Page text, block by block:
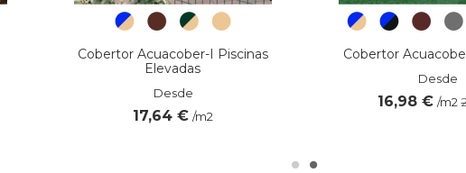
Cobertor Acuacober-I Piscinas
Elevadas
Desde
17,64 € /m2
Cobertor
Desde
16,98 € /m2